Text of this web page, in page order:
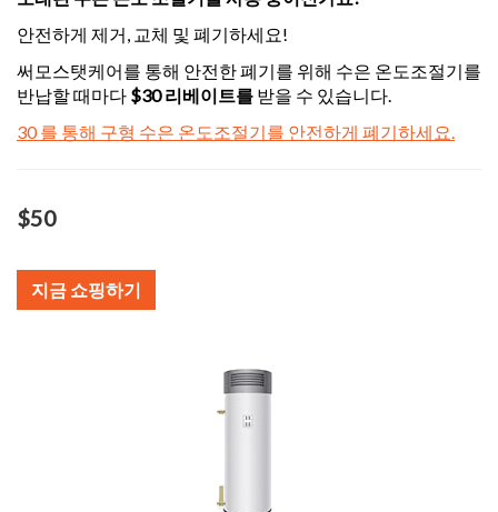
안전하게 제거, 교체 및 폐기하세요!
써모스탯케어를 통해 안전한 폐기를 위해 수은 온도조절기를
반납할 때마다 $30 리베이트를 받을 수 있습니다.
30 를 통해 구형 수은 온도조절기를 안전하게 폐기하세요.
$50
지금 쇼핑하기